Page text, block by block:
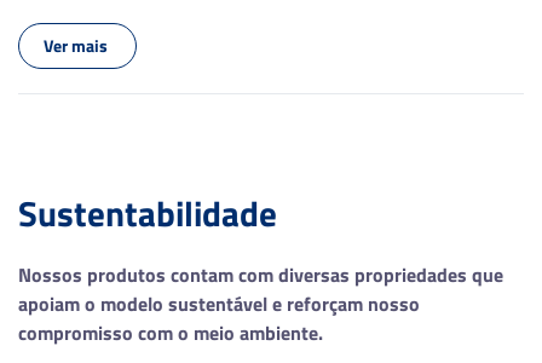
Mono
Ciclo Mensal Máximo (Páginas)
150000
Ver mais
Sustentabilidade
Nossos produtos contam com diversas propriedades que
apoiam o modelo sustentável e reforçam nosso
compromisso com o meio ambiente.